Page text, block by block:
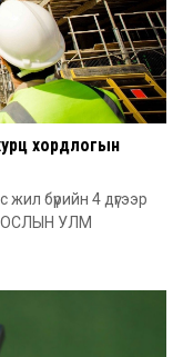
хордлогын
бүрийн 4 дүгээр
ОСЛЫН УЛМ